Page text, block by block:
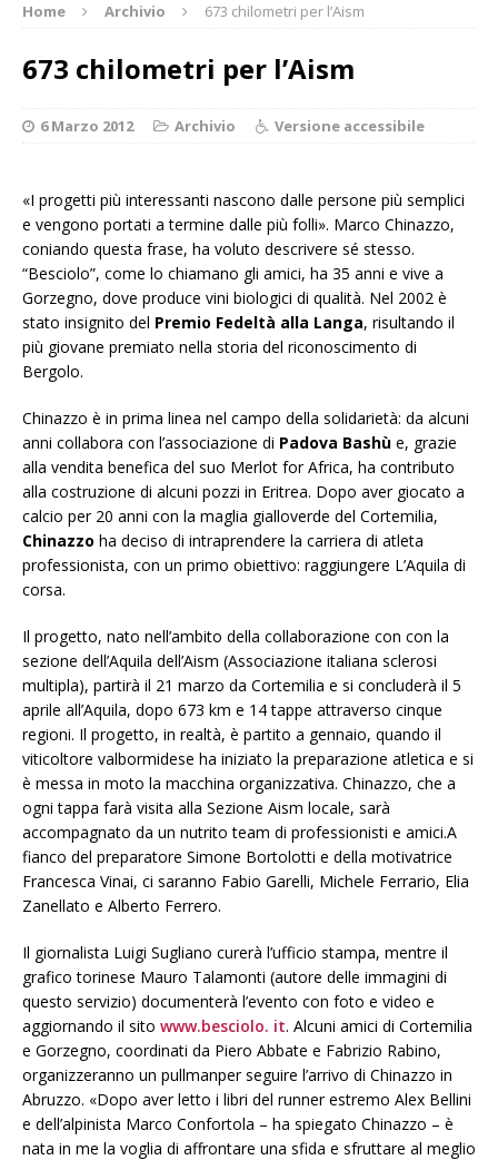
Home Archivio 673 chilometri per l’Aism
673 chilometri per l’Aism
6 Marzo 2012 Archivio Versione accessibile
«I progetti più interessanti nascono dalle persone più semplici
e vengono portati a termine dalle più folli». Marco Chinazzo,
coniando questa frase, ha voluto descrivere sé stesso.
“Besciolo”, come lo chiamano gli amici, ha 35 anni e vive a
Gorzegno, dove produce vini biologici di qualità. Nel 2002 è
stato insignito del Premio Fedeltà alla Langa, risultando il
più giovane premiato nella storia del riconoscimento di
Bergolo.
Chinazzo è in prima linea nel campo della solidarietà: da alcuni
anni collabora con l’associazione di Padova Bashù e, grazie
alla vendita benefica del suo Merlot for Africa, ha contributo
alla costruzione di alcuni pozzi in Eritrea. Dopo aver giocato a
calcio per 20 anni con la maglia gialloverde del Cortemilia,
Chinazzo ha deciso di intraprendere la carriera di atleta
professionista, con un primo obiettivo: raggiungere L’Aquila di
corsa.
Il progetto, nato nell’ambito della collaborazione con con la
sezione dell’Aquila dell’Aism (Associazione italiana sclerosi
multipla), partirà il 21 marzo da Cortemilia e si concluderà il 5
aprile all’Aquila, dopo 673 km e 14 tappe attraverso cinque
regioni. Il progetto, in realtà, è partito a gennaio, quando il
viticoltore valbormidese ha iniziato la preparazione atletica e si
è messa in moto la macchina organizzativa. Chinazzo, che a
ogni tappa farà visita alla Sezione Aism locale, sarà
accompagnato da un nutrito team di professionisti e amici.A
fianco del preparatore Simone Bortolotti e della motivatrice
Francesca Vinai, ci saranno Fabio Garelli, Michele Ferrario, Elia
Zanellato e Alberto Ferrero.
Il giornalista Luigi Sugliano curerà l’ufficio stampa, mentre il
grafico torinese Mauro Talamonti (autore delle immagini di
questo servizio) documenterà l’evento con foto e video e
aggiornando il sito www.besciolo. it. Alcuni amici di Cortemilia
e Gorzegno, coordinati da Piero Abbate e Fabrizio Rabino,
organizzeranno un pullmanper seguire l’arrivo di Chinazzo in
Abruzzo. «Dopo aver letto i libri del runner estremo Alex Bellini
e dell’alpinista Marco Confortola – ha spiegato Chinazzo – è
nata in me la voglia di affrontare una sfida e sfruttare al meglio